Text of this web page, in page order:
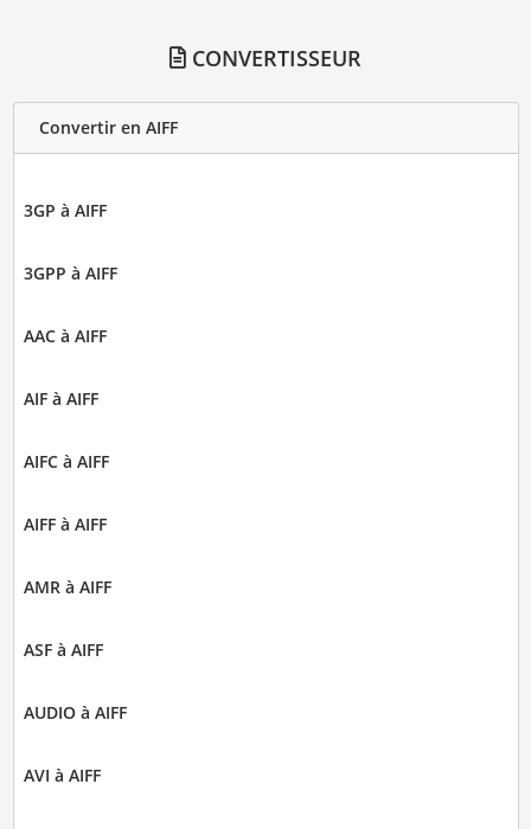
CONVERTISSEUR
Convertir en AIFF
3GP à AIFF
3GPP à AIFF
AAC à AIFF
AIF à AIFF
AIFC à AIFF
AIFF à AIFF
AMR à AIFF
ASF à AIFF
AUDIO à AIFF
AVI à AIFF